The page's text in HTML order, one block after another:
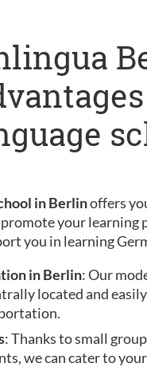
in Berlinoffers
your learning
you in learning
in Berlin: Our
located and
: Thanks to small
we can cater to